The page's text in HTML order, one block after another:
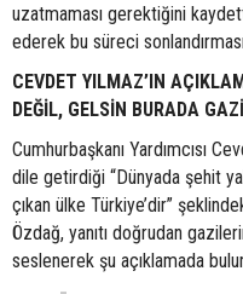
uzatmaması gerektiğini
ederek bu süreci
CEVDET YILMAZ’IN
DEĞİL, GELSİN BURADA
Cumhurbaşkanı Yardımcısı
dile getirdiği “Dünyada şehit
çıkan ülke Türkiye’dir”
Özdağ, yanıtı doğrudan
seslenerek şu açıklamada